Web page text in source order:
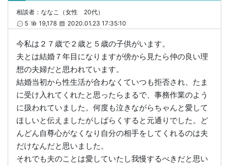
相談者：ななこ（女性 20代）
5
19,178 2020.01.23 17:35:10
今私は２７歳で２歳と５歳の子供がいます。
夫とは結婚７年目になりますが傍から見たら仲の良い理
想の夫婦だと思われています。
結婚当初から性生活が合わなくていつも拒否され、たま
に受け入れてくれたと思ったらまるで、事務作業のよう
に扱われていました。何度も泣きながらちゃんと愛して
ほしいと伝えましたがしばらくすると元通りでした。ど
んどん自尊心がなくなり自分の相手をしてくれるのは夫
だけなんだと思いました。
それでも夫のことは愛していたし我慢するべきだと思い